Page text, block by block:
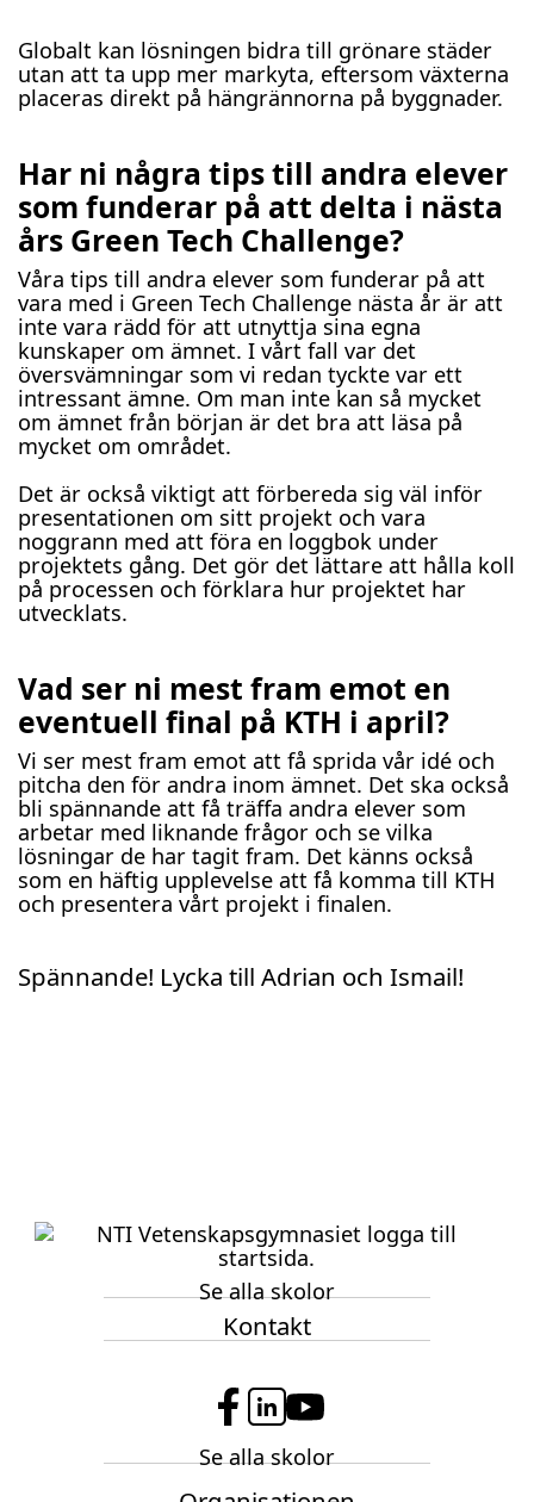
Globalt kan lösningen bidra till grönare städer
utan att ta upp mer markyta, eftersom växterna
placeras direkt på hängrännorna på byggnader.
Har ni några tips till andra elever
som funderar på att delta i nästa
års Green Tech Challenge?
Våra tips till andra elever som funderar på att
vara med i Green Tech Challenge nästa år är att
inte vara rädd för att utnyttja sina egna
kunskaper om ämnet. I vårt fall var det
översvämningar som vi redan tyckte var ett
intressant ämne. Om man inte kan så mycket
om ämnet från början är det bra att läsa på
mycket om området.
Det är också viktigt att förbereda sig väl inför
presentationen om sitt projekt och vara
noggrann med att föra en loggbok under
projektets gång. Det gör det lättare att hålla koll
på processen och förklara hur projektet har
utvecklats.
Vad ser ni mest fram emot en
eventuell final på KTH i april?
Vi ser mest fram emot att få sprida vår idé och
pitcha den för andra inom ämnet. Det ska också
bli spännande att få träffa andra elever som
arbetar med liknande frågor och se vilka
lösningar de har tagit fram. Det känns också
som en häftig upplevelse att få komma till KTH
och presentera vårt projekt i finalen.
Spännande! Lycka till Adrian och Ismail!
Se alla skolor
Kontakt
a
i
o
Se alla skolor